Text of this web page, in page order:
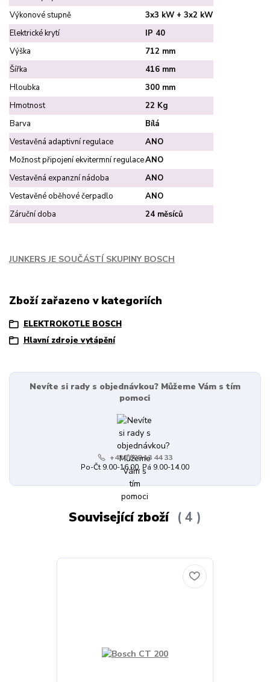
Výkonové stupně
3x3 kW + 3x2 kW
Elektrické krytí
IP 40
Výška
712 mm
Šířka
416 mm
Hloubka
300 mm
Hmotnost
22 Kg
Barva
Bílá
Vestavěná adaptivní regulace
ANO
Možnost připojení ekvitermní regulaceANO
Vestavěná expanzní nádoba
ANO
Vestavěné oběhové čerpadlo
ANO
Záruční doba
24 měsíců
JUNKERS JE SOUČÁSTÍ SKUPINY BOSCH
Zboží zařazeno v kategoriích
ELEKTROKOTLE BOSCH
Hlavní zdroje vytápění
Nevíte si rady s objednávkou? Můžeme Vám s tím
pomoci
+420 608 13 44 33
Po-Čt 9.00-16.00, Pá 9.00-14.00
Související zboží 4